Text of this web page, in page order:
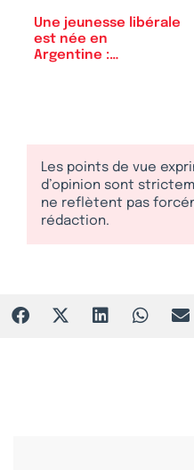
Une jeunesse libérale
est née en
Argentine :…
Les points de vue
d’opinion sont
ne reflètent pas
rédaction.